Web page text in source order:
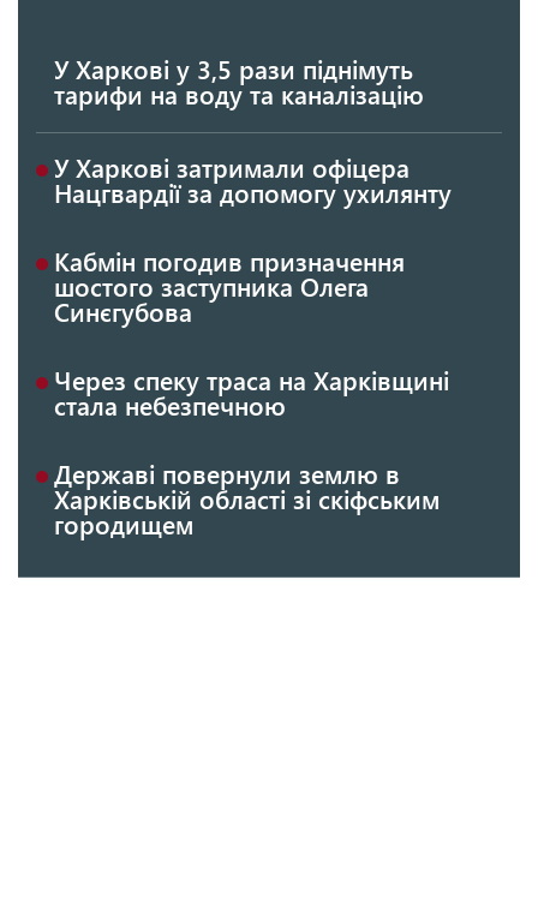
У Харкові у 3,5 рази піднімуть
тарифи на воду та каналізацію
У Харкові затримали офіцера
Нацгвардії за допомогу ухилянту
Кабмін погодив призначення
шостого заступника Олега
Синєгубова
Через спеку траса на Харківщині
стала небезпечною
Державі повернули землю в
Харківській області зі скіфським
городищем